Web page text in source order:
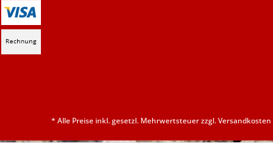
* Alle Preise inkl. gesetzl. Mehrwertsteuer zzgl.Versandkosten